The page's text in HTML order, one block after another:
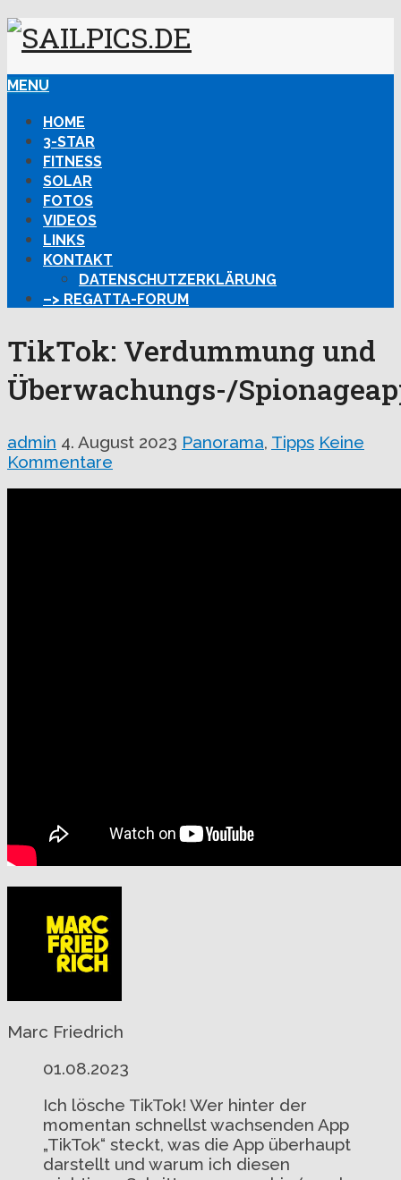
MENU
HOME
3-STAR
FITNESS
SOLAR
FOTOS
VIDEOS
LINKS
KONTAKT
DATENSCHUTZERKLÄRUNG
–> REGATTA-FORUM
TikTok: Verdummung und
Überwachungs-/
admin 4. August 2023 Panorama, Tipps Keine
Kommentare
Marc Friedrich
01.08.2023
Ich lösche TikTok! Wer hinter der
momentan schnellst wachsenden App
„TikTok“ steckt, was die App überhaupt
darstellt und warum ich diesen